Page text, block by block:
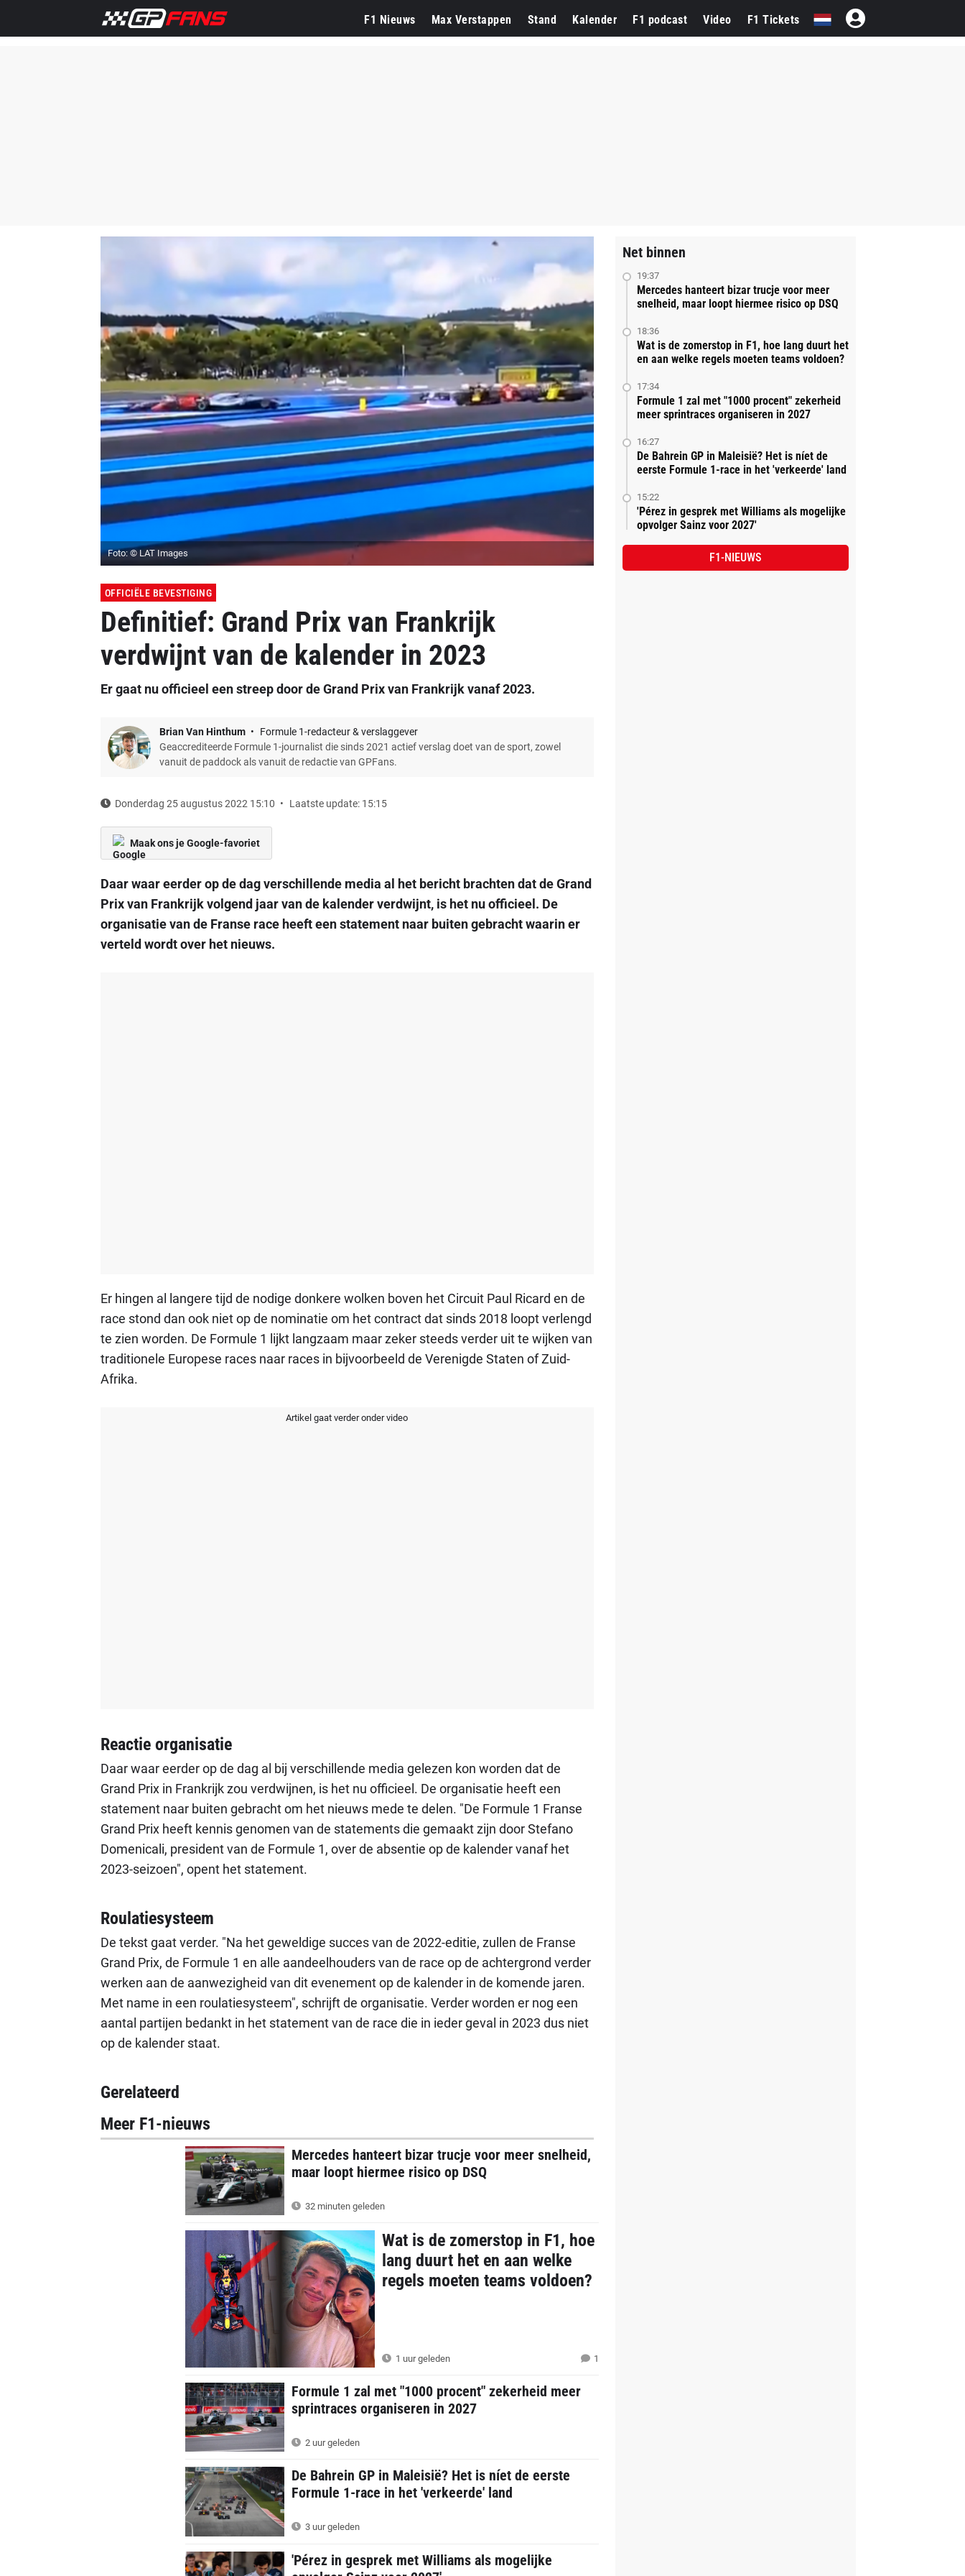
F1 Nieuws Max Verstappen Stand Kalender F1 podcast Video F1 Tickets
Foto: © LAT Images
OFFICIËLE BEVESTIGING
Definitief: Grand Prix van Frankrijk
verdwijnt van de kalender in 2023
Er gaat nu officieel een streep door de Grand Prix van Frankrijk vanaf 2023.
Brian Van Hinthum
Formule 1-redacteur & verslaggever
Geaccrediteerde Formule 1-journalist die sinds 2021 actief verslag doet van de sport, zowel
vanuit de paddock als vanuit de redactie van GPFans.
Donderdag 25 augustus 2022 15:10 Laatste update: 15:15
Maak ons je Google-favoriet
Daar waar eerder op de dag verschillende media al het bericht brachten dat de Grand
Prix van Frankrijk volgend jaar van de kalender verdwijnt, is het nu officieel. De
organisatie van de Franse race heeft een statement naar buiten gebracht waarin er
verteld wordt over het nieuws.
Er hingen al langere tijd de nodige donkere wolken boven het Circuit Paul Ricard en de
race stond dan ook niet op de nominatie om het contract dat sinds 2018 loopt verlengd
te zien worden. De Formule 1 lijkt langzaam maar zeker steeds verder uit te wijken van
traditionele Europese races naar races in bijvoorbeeld de Verenigde Staten of Zuid-
Afrika.
Artikel gaat verder onder video
Reactie organisatie
Daar waar eerder op de dag al bij verschillende media gelezen kon worden dat de
Grand Prix in Frankrijk zou verdwijnen, is het nu officieel. De organisatie heeft een
statement naar buiten gebracht om het nieuws mede te delen. "De Formule 1 Franse
Grand Prix heeft kennis genomen van de statements die gemaakt zijn door Stefano
Domenicali, president van de Formule 1, over de absentie op de kalender vanaf het
2023-seizoen", opent het statement.
Roulatiesysteem
De tekst gaat verder. "Na het geweldige succes van de 2022-editie, zullen de Franse
Grand Prix, de Formule 1 en alle aandeelhouders van de race op de achtergrond verder
werken aan de aanwezigheid van dit evenement op de kalender in de komende jaren.
Met name in een roulatiesysteem", schrijft de organisatie. Verder worden er nog een
aantal partijen bedankt in het statement van de race die in ieder geval in 2023 dus niet
op de kalender staat.
Gerelateerd
Meer F1-nieuws
Mercedes hanteert bizar trucje voor meer snelheid,
maar loopt hiermee risico op DSQ
32 minuten geleden
Wat is de zomerstop in F1, hoe
lang duurt het en aan welke
regels moeten teams voldoen?
1 uur geleden 1
Formule 1 zal met "1000 procent" zekerheid meer
sprintraces organiseren in 2027
2 uur geleden
De Bahrein GP in Maleisië? Het is níet de eerste
Formule 1-race in het 'verkeerde' land
3 uur geleden
'Pérez in gesprek met Williams als mogelijke
Net binnen
19:37
Mercedes hanteert bizar trucje voor meer
snelheid, maar loopt hiermee risico op DSQ
18:36
Wat is de zomerstop in F1, hoe lang duurt het
en aan welke regels moeten teams voldoen?
17:34
Formule 1 zal met "1000 procent" zekerheid
meer sprintraces organiseren in 2027
16:27
De Bahrein GP in Maleisië? Het is níet de
eerste Formule 1-race in het 'verkeerde' land
15:22
'Pérez in gesprek met Williams als mogelijke
opvolger Sainz voor 2027'
F1-NIEUWS